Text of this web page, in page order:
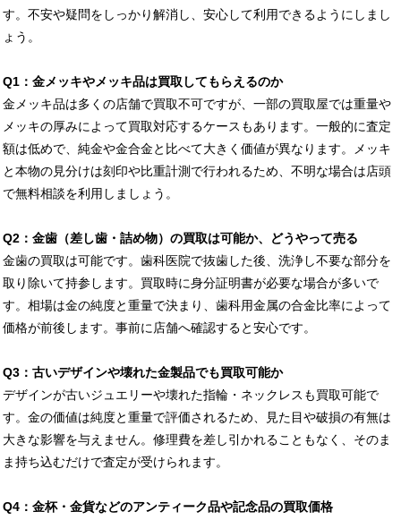
す。不安や疑問をしっかり解消し、安心して利用できるようにしまし
ょう。
Q1：金メッキやメッキ品は買取してもらえるのか
金メッキ品は多くの店舗で買取不可ですが、一部の買取屋では重量や
メッキの厚みによって買取対応するケースもあります。一般的に査定
額は低めで、純金や金合金と比べて大きく価値が異なります。メッキ
と本物の見分けは刻印や比重計測で行われるため、不明な場合は店頭
で無料相談を利用しましょう。
Q2：金歯（差し歯・詰め物）の買取は可能か、どうやって売る
金歯の買取は可能です。歯科医院で抜歯した後、洗浄し不要な部分を
取り除いて持参します。買取時に身分証明書が必要な場合が多いで
す。相場は金の純度と重量で決まり、歯科用金属の合金比率によって
価格が前後します。事前に店舗へ確認すると安心です。
Q3：古いデザインや壊れた金製品でも買取可能か
デザインが古いジュエリーや壊れた指輪・ネックレスも買取可能で
す。金の価値は純度と重量で評価されるため、見た目や破損の有無は
大きな影響を与えません。修理費を差し引かれることもなく、そのま
ま持ち込むだけで査定が受けられます。
Q4：金杯・金貨などのアンティーク品や記念品の買取価格